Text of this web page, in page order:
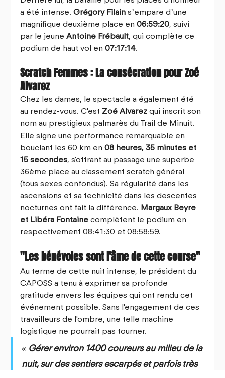
a été intense. Grégory Filain s’empare d’une
magnifique deuxième place en 06:59:20, suivi
par le jeune Antoine Frébault, qui complète ce
podium de haut vol en 07:17:14.
Scratch Femmes : La consécration pour Zoé
Alvarez
Chez les dames, le spectacle a également été
au rendez-vous. C'est Zoé Alvarez qui inscrit son
nom au prestigieux palmarès du Trail de Minuit.
Elle signe une performance remarquable en
bouclant les 60 km en 08 heures, 35 minutes et
15 secondes, s'offrant au passage une superbe
36ème place au classement scratch général
(tous sexes confondus). Sa régularité dans les
ascensions et sa technicité dans les descentes
nocturnes ont fait la différence. Margaux Beyre
et Libéra Fontaine complètent le podium en
respectivement 08:41:30 et 08:58:59.
"Les bénévoles sont l'âme de cette course"
Au terme de cette nuit intense, le président du
CAPOSS a tenu à exprimer sa profonde
gratitude envers les équipes qui ont rendu cet
événement possible. Sans l'engagement de ces
travailleurs de l'ombre, une telle machine
logistique ne pourrait pas tourner.
« Gérer environ 1400 coureurs au milieu de la
nuit, sur des sentiers escarpés et parfois très